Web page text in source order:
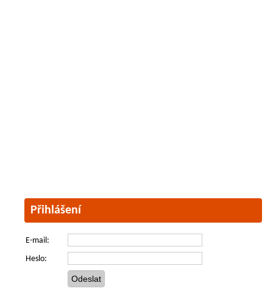
Přihlášení
E-mail:
Heslo: